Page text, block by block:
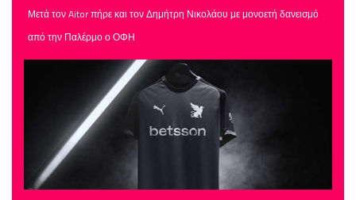
Μετά τον Aitor πήρε και τον Δημήτρη Νικολάου με μονοετή δανεισμό
από την Παλέρμο ο ΟΦΗ